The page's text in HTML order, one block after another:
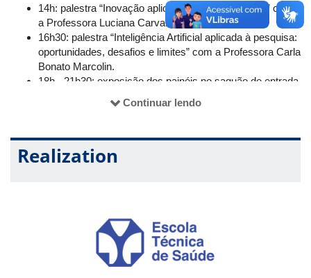
14h: palestra “Inovação aplicada ao ensino técnico” com
a Professora Luciana Carvalho.
16h30: palestra “Inteligência Artificial aplicada à pesquisa:
oportunidades, desafios e limites” com a Professora Carla
Bonato Marcolin.
18h - 21h30: exposição dos painéis no saguão de entrada
Dia 26/10 (quarta-Feira, no Bloco 4K do Campus Umuarama
13h – 17h00: exposição dos painéis no saguão de entrada
Continuar lendo
Realization